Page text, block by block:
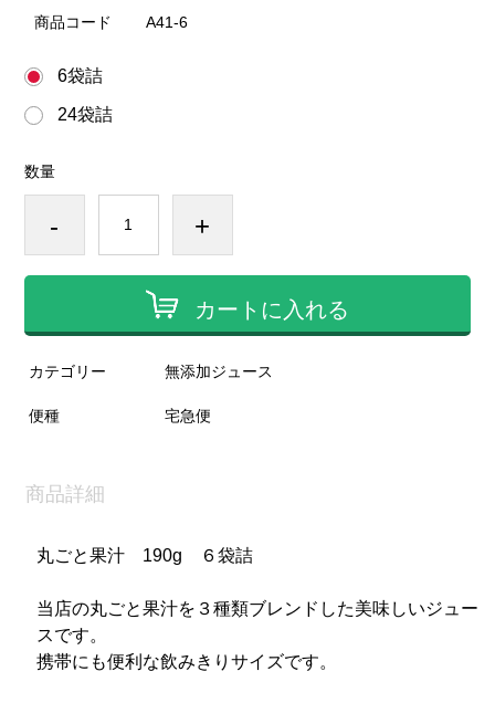
商品コード A41-6
6袋詰
24袋詰
数量
- +
カートに入れる
カテゴリー 無添加ジュース
便種 宅急便
商品詳細
丸ごと果汁 190g ６袋詰
当店の丸ごと果汁を３種類ブレンドした美味しいジュー
スです。
携帯にも便利な飲みきりサイズです。